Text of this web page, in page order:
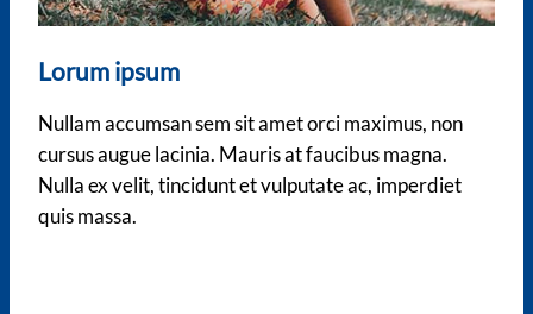
Lorum ipsum
Nullam accumsan sem sit amet orci maximus, non
cursus augue lacinia. Mauris at faucibus magna.
Nulla ex velit, tincidunt et vulputate ac, imperdiet
quis massa.